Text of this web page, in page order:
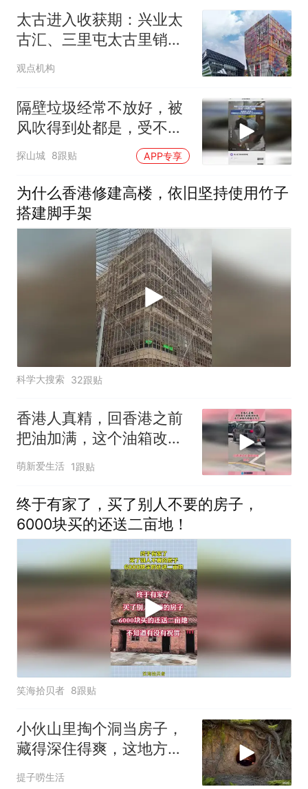
太古进入收获期：兴业太
古汇、三里屯太古里销售
涨了82.2%、63.2%
观点机构
隔壁垃圾经常不放好，被
风吹得到处都是，受不了
让物业上门提醒，结果第
二天早上邻居就这么水灵
灵的把家门口垃圾拿走了
探山城 8跟贴 APP专享
为什么香港修建高楼，依旧坚持使用竹子
搭建脚手架
科学大搜索 32跟贴
香港人真精，回香港之前
把油加满，这个油箱改的
也太大了！
萌新爱生活 1跟贴
终于有家了，买了别人不要的房子，
6000块买的还送二亩地！
笑海拾贝者 8跟贴
小伙山里掏个洞当房子，
藏得深住得爽，这地方真
巴适
提子唠生活